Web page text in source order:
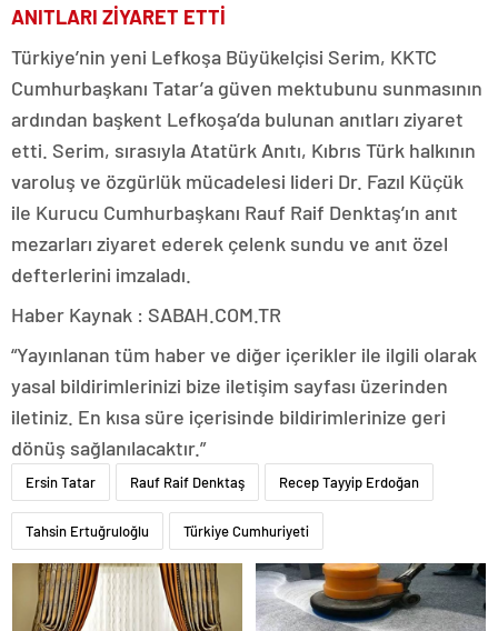
ANITLARI ZİYARET ETTİ
Türkiye’nin yeni Lefkoşa Büyükelçisi Serim, KKTC
Cumhurbaşkanı Tatar’a güven mektubunu sunmasının
ardından başkent Lefkoşa’da bulunan anıtları ziyaret
etti. Serim, sırasıyla Atatürk Anıtı, Kıbrıs Türk halkının
varoluş ve özgürlük mücadelesi lideri Dr. Fazıl Küçük
ile Kurucu Cumhurbaşkanı Rauf Raif Denktaş’ın anıt
mezarları ziyaret ederek çelenk sundu ve anıt özel
defterlerini imzaladı.
Haber Kaynak : SABAH.COM.TR
“Yayınlanan tüm haber ve diğer içerikler ile ilgili olarak
yasal bildirimlerinizi bize iletişim sayfası üzerinden
iletiniz. En kısa süre içerisinde bildirimlerinize geri
dönüş sağlanılacaktır.”
Ersin Tatar Rauf Raif Denktaş Recep Tayyip Erdoğan
Tahsin Ertuğruloğlu Türkiye Cumhuriyeti